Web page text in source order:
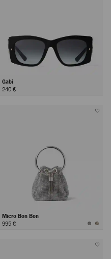
Gabi
240 €
Micro Bon Bon
995 €